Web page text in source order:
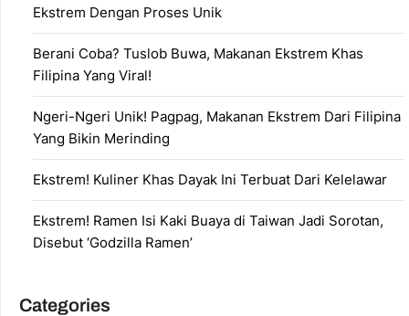
Ekstrem Dengan Proses Unik
Berani Coba? Tuslob Buwa, Makanan Ekstrem Khas
Filipina Yang Viral!
Ngeri-Ngeri Unik! Pagpag, Makanan Ekstrem Dari Filipina
Yang Bikin Merinding
Ekstrem! Kuliner Khas Dayak Ini Terbuat Dari Kelelawar
Ekstrem! Ramen Isi Kaki Buaya di Taiwan Jadi Sorotan,
Disebut ‘Godzilla Ramen’
Categories